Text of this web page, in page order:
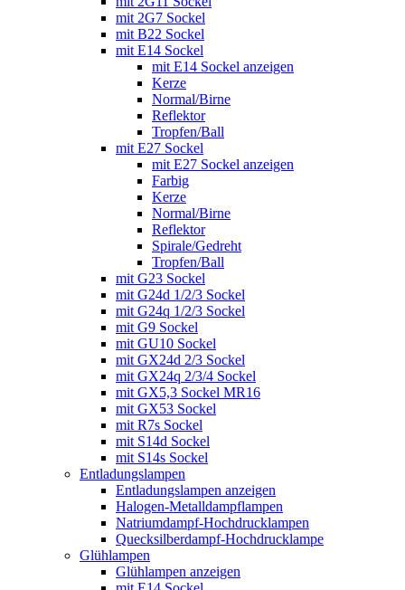
mit 2G7 Sockel
mit B22 Sockel
mit E14 Sockel
mit E14 Sockel anzeigen
Kerze
Normal/Birne
Reflektor
Tropfen/Ball
mit E27 Sockel
mit E27 Sockel anzeigen
Farbig
Kerze
Normal/Birne
Reflektor
Spirale/Gedreht
Tropfen/Ball
mit G23 Sockel
mit G24d 1/2/3 Sockel
mit G24q 1/2/3 Sockel
mit G9 Sockel
mit GU10 Sockel
mit GX24d 2/3 Sockel
mit GX24q 2/3/4 Sockel
mit GX5,3 Sockel MR16
mit GX53 Sockel
mit R7s Sockel
mit S14d Sockel
mit S14s Sockel
Entladungslampen
Entladungslampen anzeigen
Halogen-Metalldampflampen
Natriumdampf-Hochdrucklampen
Quecksilberdampf-Hochdrucklampe
Glühlampen
Glühlampen anzeigen